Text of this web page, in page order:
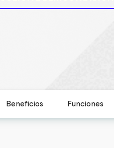
Beneficios Funciones